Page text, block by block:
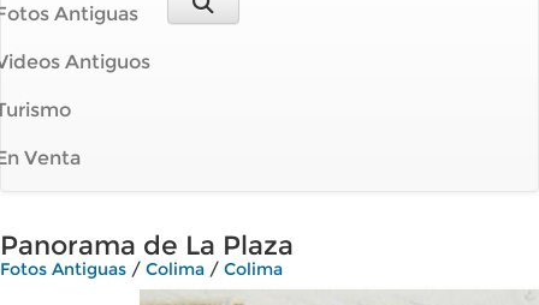
Antiguas
Antiguos
Venta
Panorama de La Plaza
Fotos Antiguas / Colima / Colima